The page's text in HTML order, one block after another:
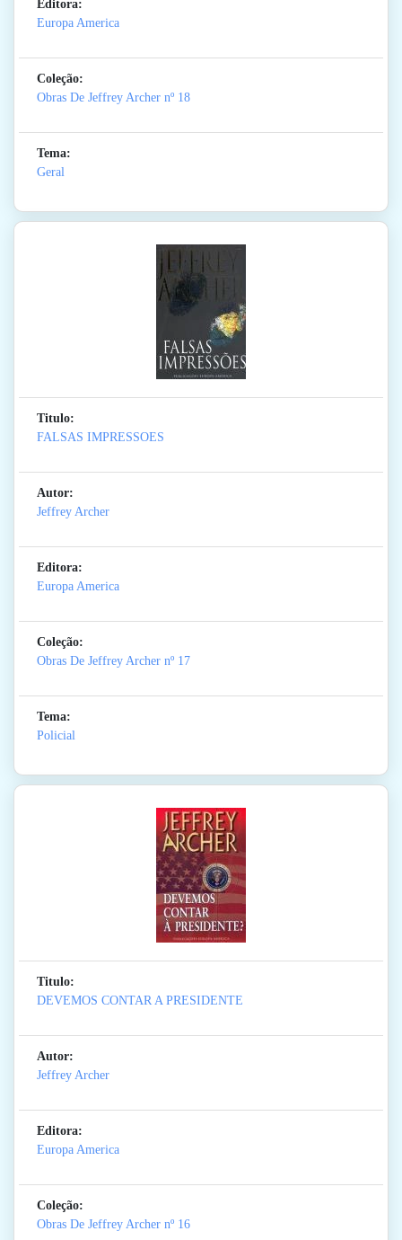
Editora:
Europa America
Coleção:
Obras De Jeffrey Archer nº 18
Tema:
Geral
Titulo:
FALSAS IMPRESSOES
Autor:
Jeffrey Archer
Editora:
Europa America
Coleção:
Obras De Jeffrey Archer nº 17
Tema:
Policial
Titulo:
DEVEMOS CONTAR A PRESIDENTE
Autor:
Jeffrey Archer
Editora:
Europa America
Coleção:
Obras De Jeffrey Archer nº 16